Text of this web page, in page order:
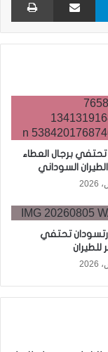
تحتفي برجال العطاء
السوداني
تحتفي